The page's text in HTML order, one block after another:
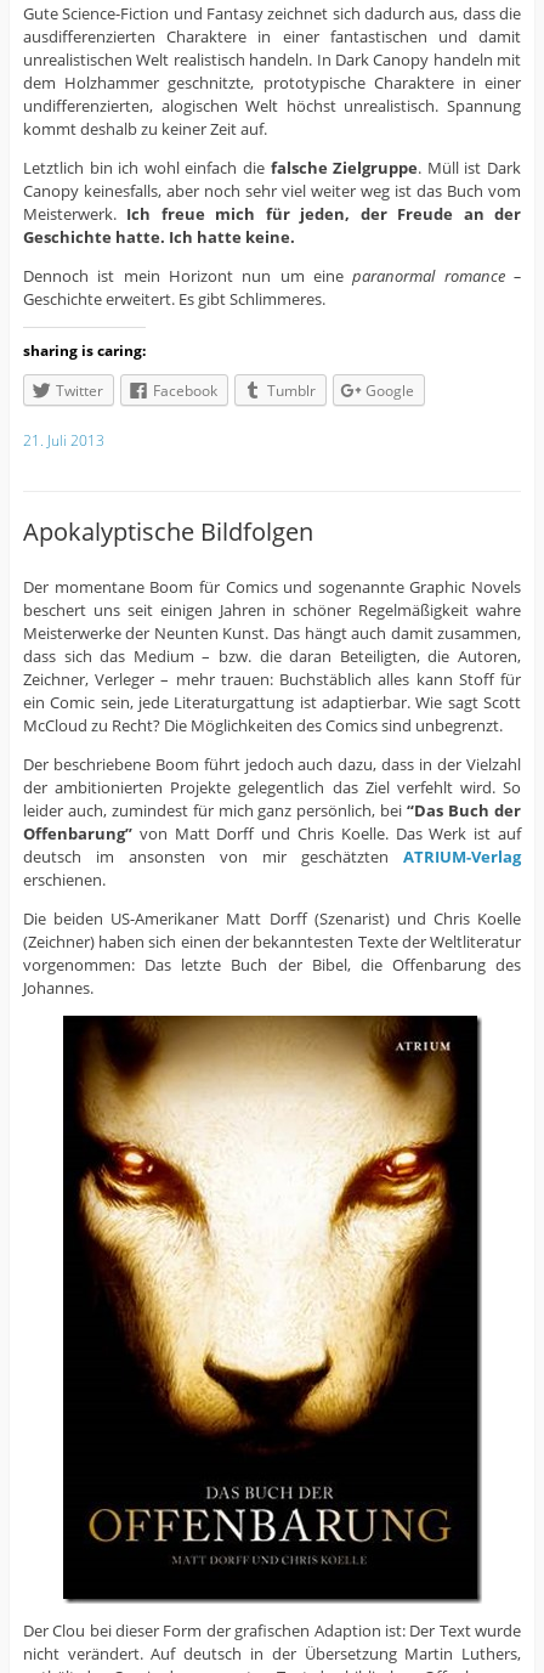
Gute Science-Fiction und Fantasy zeichnet sich dadurch aus, dass die
ausdifferenzierten Charaktere in einer fantastischen und damit
unrealistischen Welt realistisch handeln. In Dark Canopy handeln mit
dem Holzhammer geschnitzte, prototypische Charaktere in einer
undifferenzierten, alogischen Welt höchst unrealistisch. Spannung
kommt deshalb zu keiner Zeit auf.
Letztlich bin ich wohl einfach die falsche Zielgruppe. Müll ist Dark
Canopy keinesfalls, aber noch sehr viel weiter weg ist das Buch vom
Meisterwerk. Ich freue mich für jeden, der Freude an der
Geschichte hatte. Ich hatte keine.
Dennoch ist mein Horizont nun um eineparanormal romance –
Geschichte erweitert. Es gibt Schlimmeres.
sharing is caring:
Twitter
Facebook Tumblr Google
21. Juli 2013
Apokalyptische Bildfolgen
Der momentane Boom für Comics und sogenannte Graphic Novels
beschert uns seit einigen Jahren in schöner Regelmäßigkeit wahre
Meisterwerke der Neunten Kunst. Das hängt auch damit zusammen,
dass sich das Medium – bzw. die daran Beteiligten, die Autoren,
Zeichner, Verleger – mehr trauen: Buchstäblich alles kann Stoff für
ein Comic sein, jede Literaturgattung ist adaptierbar. Wie sagt Scott
McCloud zu Recht? Die Möglichkeiten des Comics sind unbegrenzt.
Der beschriebene Boom führt jedoch auch dazu, dass in der Vielzahl
der ambitionierten Projekte gelegentlich das Ziel verfehlt wird. So
leider auch, zumindest für mich ganz persönlich, bei“Das Buch der
Offenbarung”von Matt Dorff und Chris Koelle. Das Werk ist auf
deutsch im ansonsten von mir geschätztenATRIUM-Verlag
erschienen.
Die beiden US-Amerikaner Matt Dorff (Szenarist) und Chris Koelle
(Zeichner) haben sich einen der bekanntesten Texte der Weltliteratur
vorgenommen: Das letzte Buch der Bibel, die Offenbarung des
Johannes.
Der Clou bei dieser Form der grafischen Adaption ist: Der Text wurde
nicht verändert. Auf deutsch in der Übersetzung Martin Luthers,